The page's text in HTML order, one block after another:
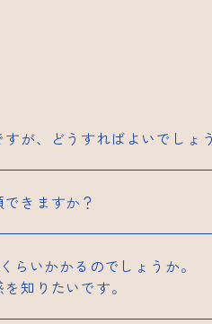
が、どうすればよいでしょう
きますか？
らいかかるのでしょうか。
知りたいです。